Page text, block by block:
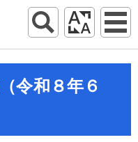
令和８年６